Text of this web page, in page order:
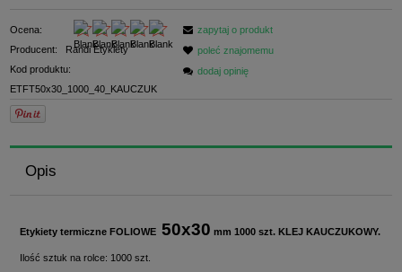
Ocena:
Producent:
Randi Etykiety
Kod produktu:
ETFT50x30_1000_40_KAUCZUK
zapytaj o produkt
poleć znajomemu
dodaj opinię
Opis
Etykiety termiczne FOLIOWE 50x30 mm 1000 szt. KLEJ KAUCZUKOWY.
Ilość sztuk na rolce: 1000 szt.